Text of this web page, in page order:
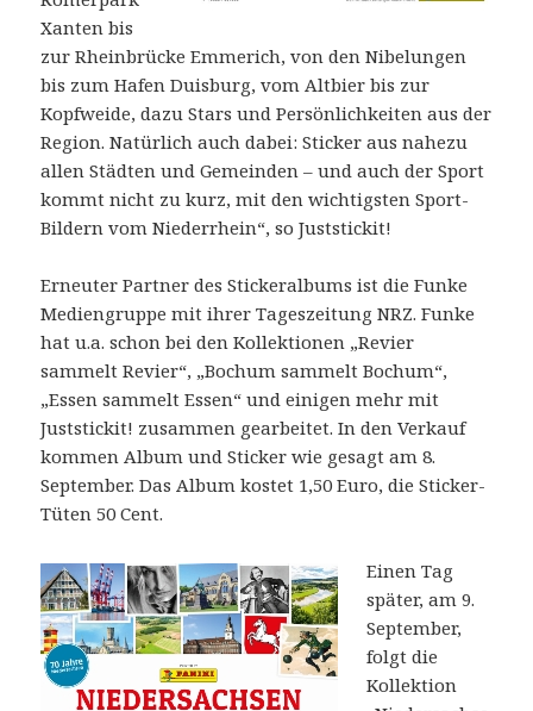
Xanten bis
zur Rheinbrücke Emmerich, von den Nibelungen
bis zum Hafen Duisburg, vom Altbier bis zur
Kopfweide, dazu Stars und Persönlichkeiten aus der
Region. Natürlich auch dabei: Sticker aus nahezu
allen Städten und Gemeinden – und auch der Sport
kommt nicht zu kurz, mit den wichtigsten Sport-
Bildern vom Niederrhein“, so Juststickit!
Erneuter Partner des Stickeralbums ist die Funke
Mediengruppe mit ihrer Tageszeitung NRZ. Funke
hat u.a. schon bei den Kollektionen „Revier
sammelt Revier“, „Bochum sammelt Bochum“,
„Essen sammelt Essen“ und einigen mehr mit
Juststickit! zusammen gearbeitet. In den Verkauf
kommen Album und Sticker wie gesagt am 8.
September. Das Album kostet 1,50 Euro, die Sticker-
Tüten 50 Cent.
Einen Tag
später, am 9.
September,
folgt die
Kollektion